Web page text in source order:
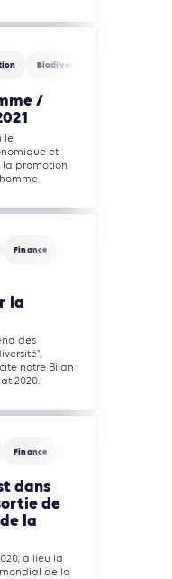
Biodiversité
/
le
et
la promotion
Finance
la
des
notre Bilan
2020.
Finance
dans
de
la
a lieu la
de la